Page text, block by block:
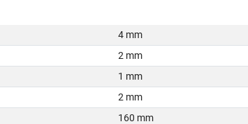
4 mm
2 mm
1 mm
2 mm
160 mm